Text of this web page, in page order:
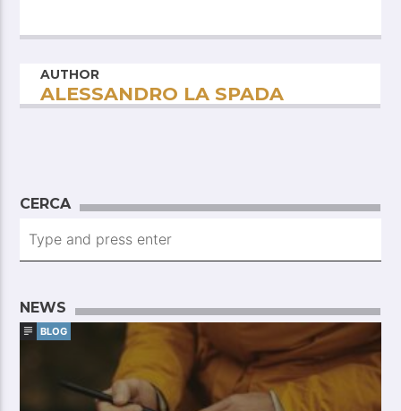
AUTHOR
ALESSANDRO LA SPADA
CERCA
NEWS
BLOG